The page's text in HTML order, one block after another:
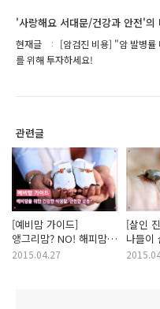
'사랑해요 서대문/건강과 안전'의
현재글
[암검진 비용] "암 발병률
를 위해 투자하세요!
관련글
[예비맘 가이드]
앵그리맘? NO! 해피맘?
YES! 예비맘을 위한
2015.04.27
[살인
나들이
주의보!